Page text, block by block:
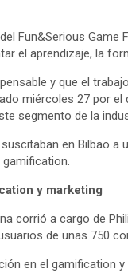
Fun&Serious
el aprendizaje, la
y que el
miércoles 27 por
segmento de la
en Bilbao
y marketing
corrió a cargo de
de unas 750
en el gamification